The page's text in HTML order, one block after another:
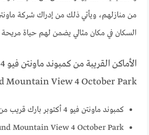
من منازلهم، ويأتي ذلك من إدراك شركة
السكان في مكان مثالي يضمن لهم حياة مريحة
Mountain View 4 October Park
كمبوند ماونتن فيو 4 أكتوبر بارك قريب من محور 26 يوليو.